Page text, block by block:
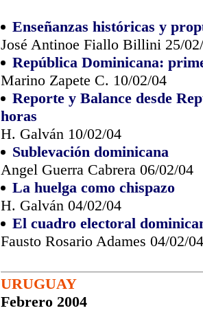
Enseñanzas históricas y
José Antinoe Fiallo Billini 25/
República Dominicana:
Marino Zapete C. 10/02/04
Reporte y Balance desde
horas
H. Galván 10/02/04
Sublevación dominicana
Angel Guerra Cabrera 06/02/04
La huelga como chispazo
H. Galván 04/02/04
El cuadro electoral
Fausto Rosario Adames 04/02/04
URUGUAY
Febrero 2004